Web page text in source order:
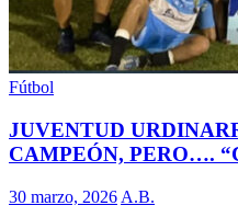
Fútbol
JUVENTUD
CAMPEÓN, PERO….
30 marzo, 2026 A.B.